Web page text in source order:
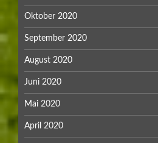
Oktober 2020
September 2020
August 2020
Juni 2020
Mai 2020
April 2020